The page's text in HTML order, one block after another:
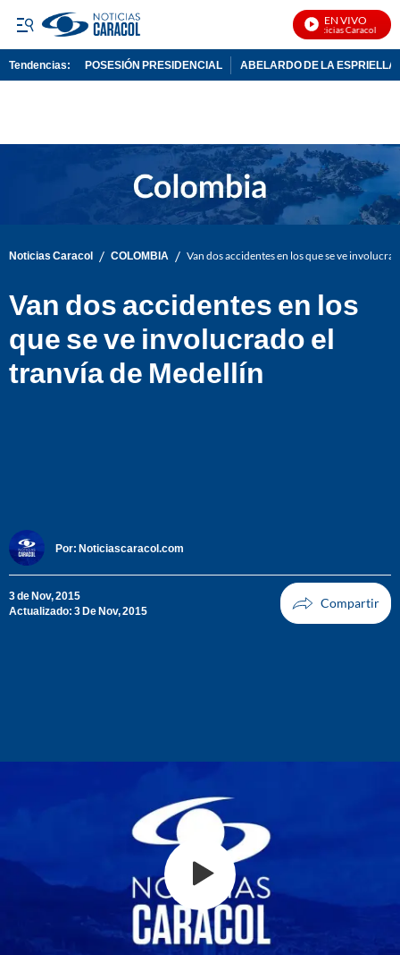
EN VIVO
Noticias Caracol En
Tendencias: POSESIÓN PRESIDENCIAL ABELARDO DE LA ESPRIELLA
Noticias Caracol / COLOMBIA / Van dos accidentes en los que se ve
Van dos accidentes en los
que se ve involucrado el
tranvía de Medellín
Por: Noticiascaracol.com
3 de Nov, 2015
Actualizado: 3 De Nov, 2015